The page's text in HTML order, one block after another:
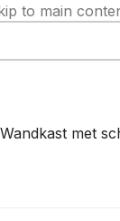
to main
Wandkast met